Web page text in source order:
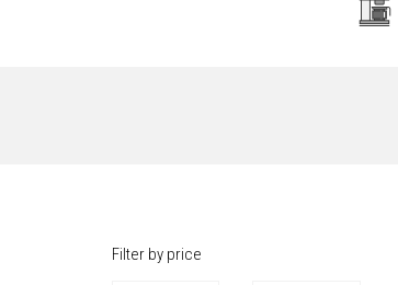
Filter by price